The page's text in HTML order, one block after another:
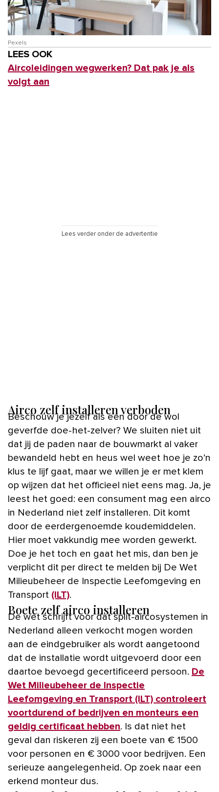
Pexels
LEES OOK
Aircoleidingen wegwerken? Dat pak je als
volgt aan
Lees verder onder de advertentie
Airco zelf installeren verboden
Beschouw je jezelf als een door de wol
geverfde doe-het-zelver? We sluiten niet uit
dat jij de paden naar de bouwmarkt al vaker
bewandeld hebt en heus wel weet hoe je zo’n
klus te lijf gaat, maar we willen je er met klem
op wijzen dat het officieel niet eens mag. Ja, je
leest het goed: een consument mag een airco
in Nederland niet zelf installeren. Dit komt
door de eerdergenoemde koudemiddelen.
Hier moet vakkundig mee worden gewerkt.
Doe je het toch en gaat het mis, dan ben je
verplicht dit per direct te melden bij De Wet
Milieubeheer de Inspectie Leefomgeving en
Transport (ILT).
Boete zelf airco installeren
De wet schrijft voor dat split-aircosystemen in
Nederland alleen verkocht mogen worden
aan de eindgebruiker als wordt aangetoond
dat de installatie wordt uitgevoerd door een
daartoe bevoegd gecertificeerd persoon. De
Wet Milieubeheer de Inspectie
Leefomgeving en Transport (ILT) controleert
voortdurend of bedrijven en monteurs een
geldig certificaat hebben. Is dat niet het
geval dan riskeren zij een boete van € 1500
voor personen en € 3000 voor bedrijven. Een
serieuze aangelegenheid. Op zoek naar een
erkend monteur dus.